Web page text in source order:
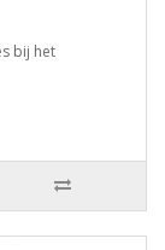
bij het